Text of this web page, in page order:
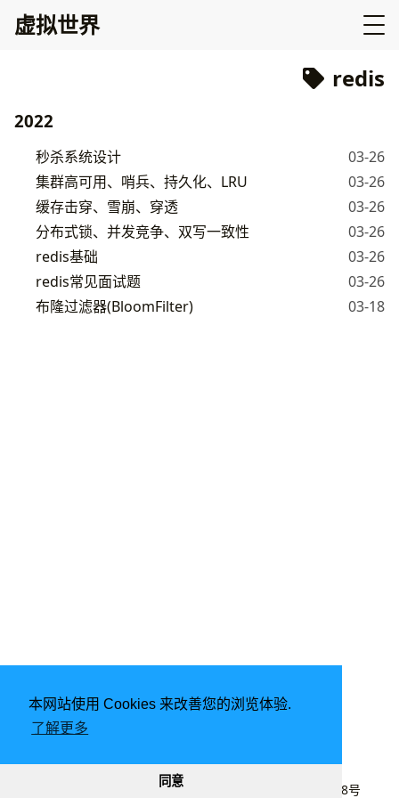
本网站使用 Cookies 来改善您的浏览体验.
了解更多
同意
虚拟世界
redis
2022
秒杀系统设计
03-26
集群高可用、哨兵、持久化、LRU
03-26
缓存击穿、雪崩、穿透
03-26
分布式锁、并发竞争、双写一致性
03-26
redis基础
03-26
redis常见面试题
03-26
布隆过滤器(BloomFilter)
03-18
强力驱动 | 主题 -
CC BY-NC 4.0 桂ICP备20003848号